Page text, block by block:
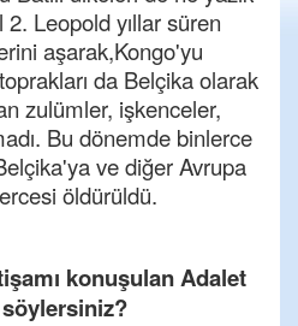
2. Leopold yıllar süren
aşarak,Kongo'yu
da Belçika olarak
zulümler, işkenceler,
Bu dönemde binlerce
ve diğer Avrupa
öldürüldü.
konuşulan Adalet